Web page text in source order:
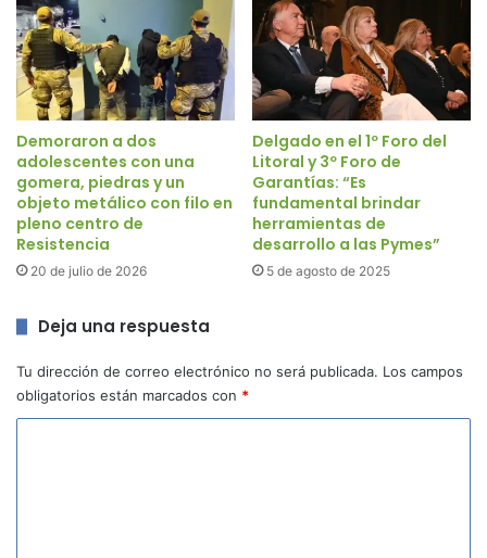
Demoraron a dos
adolescentes con una
gomera, piedras y un
objeto metálico con filo en
pleno centro de
Resistencia
20 de julio de 2026
Delgado en el 1º Foro del
Litoral y 3º Foro de
Garantías: “Es
fundamental brindar
herramientas de
desarrollo a las Pymes”
5 de agosto de 2025
Deja una respuesta
Tu dirección de correo electrónico no será publicada. Los campos
obligatorios están marcados con *